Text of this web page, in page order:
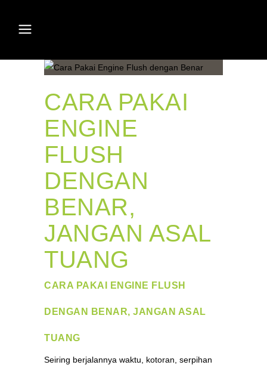
CARA PAKAI
ENGINE
FLUSH
DENGAN
BENAR,
JANGAN ASAL
TUANG
CARA PAKAI ENGINE FLUSH
DENGAN BENAR, JANGAN ASAL
TUANG
Seiring berjalannya waktu, kotoran, serpihan